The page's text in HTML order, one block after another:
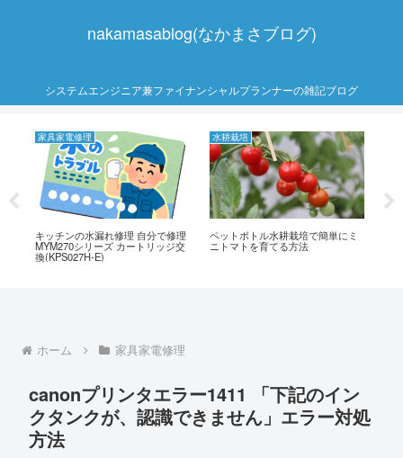
nakamasablog(なかまさブログ)
システムエンジニア兼ファイナンシャルプランナーの雑記ブログ
家具家電修理
キッチンの水漏れ修理 自分で修理
MYM270シリーズ カートリッジ交
換(KPS027H-E)
水耕栽培
ペットボトル水耕栽培で簡単にミ
ニトマトを育てる方法
ホーム 家具家電修理
canonプリンタエラー1411 「下記のイン
クタンクが、認識できません」エラー対処
方法